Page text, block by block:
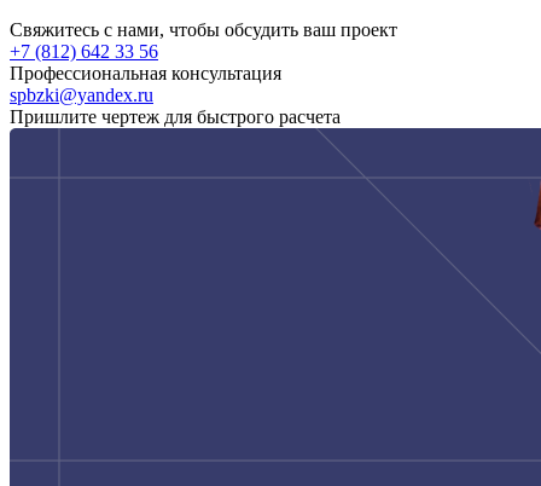
Свяжитесь с нами, чтобы обсудить ваш проект
+7 (812) 642 33 56
Профессиональная консультация
spbzki@yandex.ru
Пришлите чертеж для быстрого расчета